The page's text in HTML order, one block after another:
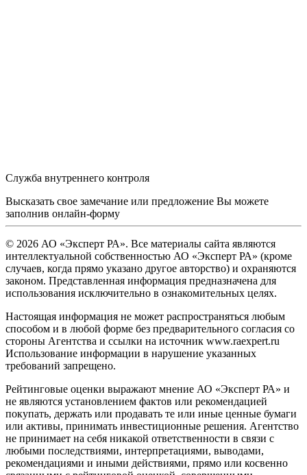
Служба внутреннего контроля
Высказать свое замечание или предложение Вы можете
заполнив онлайн-форму
© 2026 АО «Эксперт РА». Все материалы сайта являются
интеллектуальной собственностью АО «Эксперт РА» (кроме
случаев, когда прямо указано другое авторство) и охраняются
законом. Представленная информация предназначена для
использования исключительно в ознакомительных целях.
Настоящая информация не может распространяться любым
способом и в любой форме без предварительного согласия со
стороны Агентства и ссылки на источник www.raexpert.ru
Использование информации в нарушение указанных
требований запрещено.
Рейтинговые оценки выражают мнение АО «Эксперт РА» и
не являются установлением фактов или рекомендацией
покупать, держать или продавать те или иные ценные бумаги
или активы, принимать инвестиционные решения. Агентство
не принимает на себя никакой ответственности в связи с
любыми последствиями, интерпретациями, выводами,
рекомендациями и иными действиями, прямо или косвенно